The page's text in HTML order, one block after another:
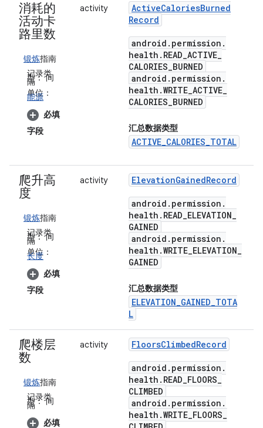
消耗的
活动卡
路里数
锻炼指南
记录类
型：间
隔
单位：
能源
必填
字段
activity ActiveCaloriesBurned
Record
android . permission .
health . READ_ACTIVE_
CALORIES_BURNED
android . permission .
health .WRITE_ACTIVE_
CALORIES_BURNED
汇总数据类型
ACTIVE_CALORIES_TOTAL
爬升高
度
锻炼指南
记录类
型：间
隔
单位：
长度
必填
字段
activity ElevationGainedRecord
android . permission .
health . READ_ELEVATION_
GAINED
android . permission .
health .WRITE_ELEVATION_
GAINED
汇总数据类型
ELEVATION_GAINED_TOTA
L
爬楼层
数
锻炼指南
记录类
型：间
隔
必填
activity FloorsClimbedRecord
android . permission .
health . READ_FLOORS_
CLIMBED
android . permission .
health .WRITE_FLOORS_